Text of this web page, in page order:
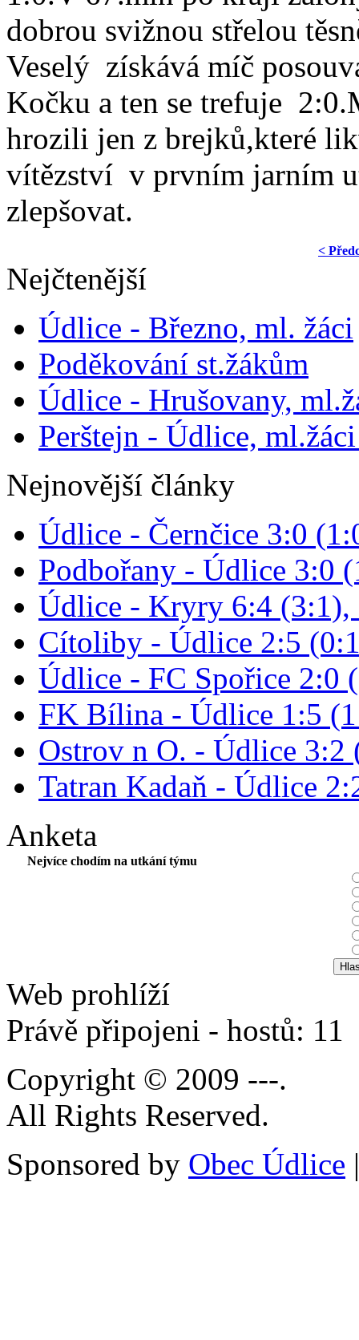
dobrou svižnou střelou
Veselý získává míč
Kočku a ten se trefuje
hrozili jen z brejků,které
vítězství v prvním jarním
zlepšovat.
<
Nejčtenější
Údlice - Březno, ml. žáci
Poděkování st.žákům
Údlice - Hrušovany,
Perštejn - Údlice,
Nejnovější články
Údlice - Černčice 3:0
Podbořany - Údlice 3:0
Údlice - Kryry 6:4 (3:1),
Cítoliby - Údlice 2:5
Údlice - FC Spořice 2:0
FK Bílina - Údlice 1:5
Ostrov n O. - Údlice 3:2
Tatran Kadaň - Údlice
Anketa
Nejvíce chodím na utkání týmu
Web prohlíží
Právě připojeni - hostů: 11
Copyright © 2009 ---.
All Rights Reserved.
Sponsored by Obec Údlice